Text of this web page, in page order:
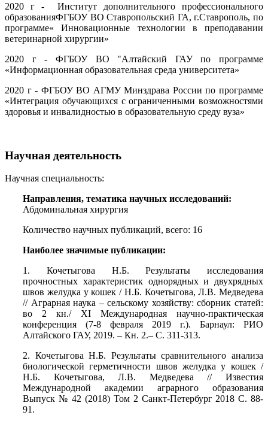
2020 г - Институт дополнительного профессионального
образованияФГБОУ ВО Ставропольский ГА, г.Ставрополь, по
программе« Инновационные технологии в преподавании
ветеринарной хирургии»
2020 г - ФГБОУ ВО "Алтайский ГАУ по программе
«Информационная образовательная среда университета»
2020 г - ФГБОУ ВО АГМУ Минздрава России по программе
«Интеграция обучающихся с ограниченными возможностями
здоровья и инвалидностью в образовательную среду вуза»
Научная деятельность
Научная специальность:
Направления, тематика научных исследований:
Абдоминальная хирургия
Количество научных публикаций, всего: 16
Наиболее значимые публикации:
1. Кочетыгова Н.Б. Результаты исследования
прочностных характеристик однорядных и двухрядных
швов желудка у кошек / Н.Б. Кочетыгова, Л.В. Медведева
// Аграрная наука – сельскому хозяйству: сборник статей:
во 2 кн./ XI Международная научно-практическая
конференция (7-8 февраля 2019 г.). Барнаул: РИО
Алтайского ГАУ, 2019. – Кн. 2.– С. 311-313.
2. Кочетыгова Н.Б. Результаты сравнительного анализа
биологической герметичности швов желудка у кошек /
Н.Б. Кочетыгова, Л.В. Медведева // Известия
Международной академии аграрного образования
Выпуск № 42 (2018) Том 2 Санкт-Петербург 2018 С. 88-
91.